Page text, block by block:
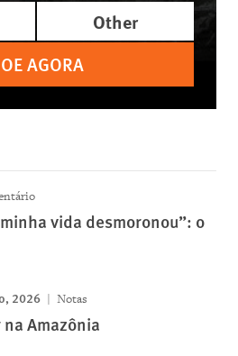
Other
AGORA
vida desmoronou”: o
2026 Notas
Amazônia